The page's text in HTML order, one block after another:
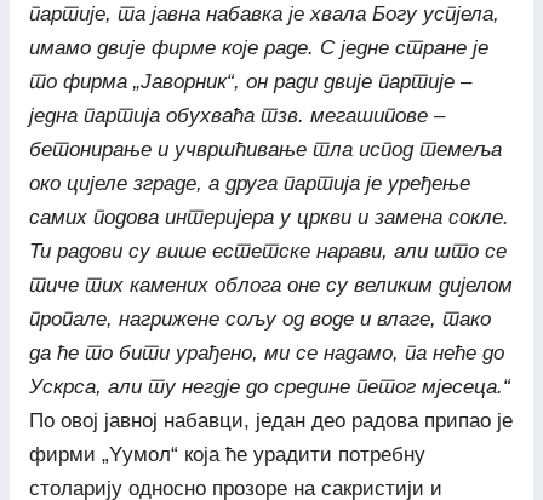
партије, та јавна набавка је хвала Богу успјела,
имамо двије фирме које раде. С једне стране је
то фирма „Јаворник“, он ради двије партије –
једна партија обухваћа тзв. мегашипове –
бетонирање и учвршћивање тла испод темеља
око цијеле зграде, а друга партија је уређење
самих подова интеријера у цркви и замена сокле.
Ти радови су више естетске нарави, али што се
тиче тих камених облога оне су великим дијелом
пропале, нагрижене сољу од воде и влаге, тако
да ће то бити урађено, ми се надамо, па неће до
Ускрса, али ту негдје до средине петог мјесеца.“
По овој јавној набавци, један део радова припао је
фирми „Yумол“ која ће урадити потребну
столарију односно прозоре на сакристији и